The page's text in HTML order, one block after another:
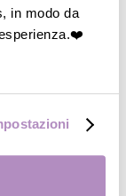
in modo da